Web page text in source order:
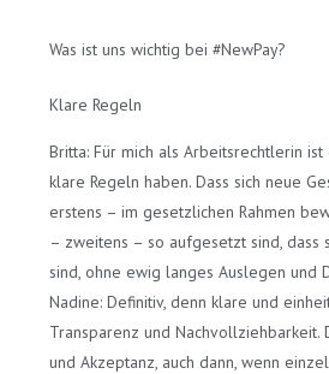
Was ist uns wichtig bei #NewPay?
Klare Regeln
Britta: Für mich als Arbeitsrechtlerin
klare Regeln haben. Dass sich neue
erstens – im gesetzlichen Rahmen
– zweitens – so aufgesetzt sind, dass
sind, ohne ewig langes Auslegen und
Nadine: Definitiv, denn klare und
Transparenz und Nachvollziehbarkeit.
und Akzeptanz, auch dann, wenn